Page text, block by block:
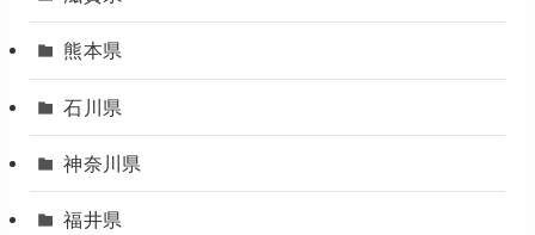
熊本県
石川県
神奈川県
福井県